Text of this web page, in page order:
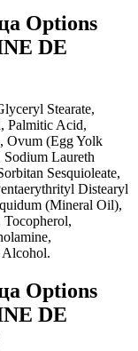
Options
DE
Stearate,
Palmitic Acid,
Ovum (Egg Yolk
Laureth
Sesquioleate,
Distearyl
(Mineral Oil),
Options
DE